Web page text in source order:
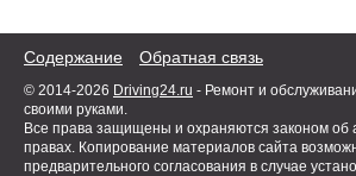
Содержание Обратная связь
© 2014-2026 Driving24.ru - Ремонт и
своими руками.
Все права защищены и охраняются законом об
правах. Копирование материалов сайта
предварительного согласования в случае